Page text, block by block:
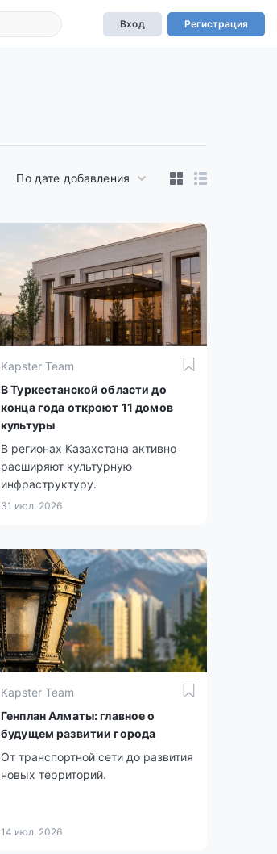
Вход Регистрация
По дате добавления
Kapster Team
В Туркестанской области до
конца года откроют 11 домов
культуры
В регионах Казахстана активно
расширяют культурную
инфраструктуру.
31 июл. 2026
Kapster Team
Генплан Алматы: главное о
будущем развитии города
От транспортной сети до развития
новых территорий.
14 июл. 2026